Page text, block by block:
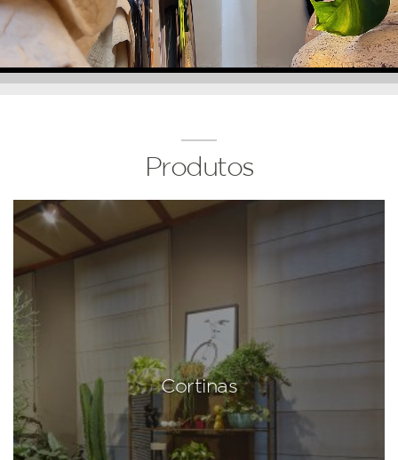
Produtos
Cortinas